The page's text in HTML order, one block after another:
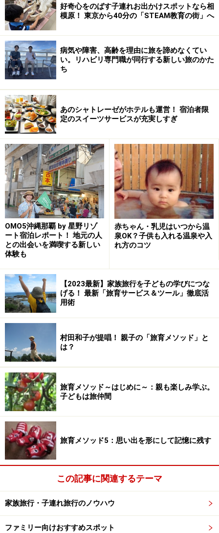
新しく変わって、子連れにも便利！
船内にもエレベーターがあるので、ベビーカーのママも楽
チン！
立て替え工事を完了し、2007年6月1日より利用開始とな
った「桃源台ターミナル」はエレベーター、エスカレー
ター、多目的トイレを設置。段差なくロープウェイ乗り
場と海賊船乗り場などを行き来することが可能となり、
料金的にお得なだけでなく小さな子供連れのママには観
光しやすいルートがつくられたと言えるでしょう。
芦ノ湖には今年3月より新型海賊船「ビクトリー」が就
航。海賊船といえば現在上映中の映画でも話題となって
いるので、子どもたちにも喜ばれそうです。この新型海
賊船は船内に10人乗りのエレベーターを設置しているの
で、車椅子の方はもちろん、ベビーカーの赤ちゃん連れ
でも安全に移動ができます。また、眺望の広い窓はUVカ
ットガラスを使用しているので、日差しの強い夏の旅行
でも安心。
横揺れが少ない複式単線自動循環式を採用。
ロープウェイも複式単線自動循環式となり、2本のロー
好奇心をのばす子連れお出かけスポットなら相
模原！ 東京から40分の「STEAM教育の街」へ
病気や障害、高齢を理由に旅を諦めなくてい
い。リハビリ専門職が同行する新しい旅のかた
ち
あのシャトレーゼがホテルも運営！ 宿泊者限
定のスイーツサービスが充実しすぎ
OMO5沖縄那覇 by 星野リゾ
ート宿泊レポート！ 地元の人
との出会いを満喫する新しい
体験も
赤ちゃん・乳児はいつから温
泉OK？子供も入れる温泉や入
れ方のコツ
【2023最新】家族旅行を子どもの学びにつな
げる！ 最新「旅育サービス＆ツール」徹底活
用術
村田和子が提唱！ 親子の「旅育メソッド」と
は？
旅育メソッド～はじめに～：親も楽しみ学ぶ。
子どもは旅仲間
旅育メソッド5：思い出を形にして記憶に残す
この記事に関連するテーマ
家族旅行・子連れ旅行のノウハウ
ファミリー向けおすすめスポット